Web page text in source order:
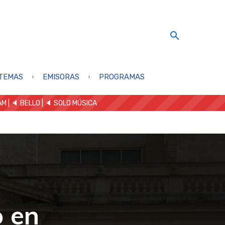
EMISORAS PROGRAMAS
| 🔈 BELLO 🔈 SOLO MÚSICA
en